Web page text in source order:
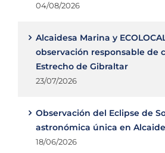
04/08/2026
Alcaidesa Marina y
observación responsable de
Estrecho de Gibraltar
23/07/2026
Observación del Eclipse de
astronómica única en
18/06/2026